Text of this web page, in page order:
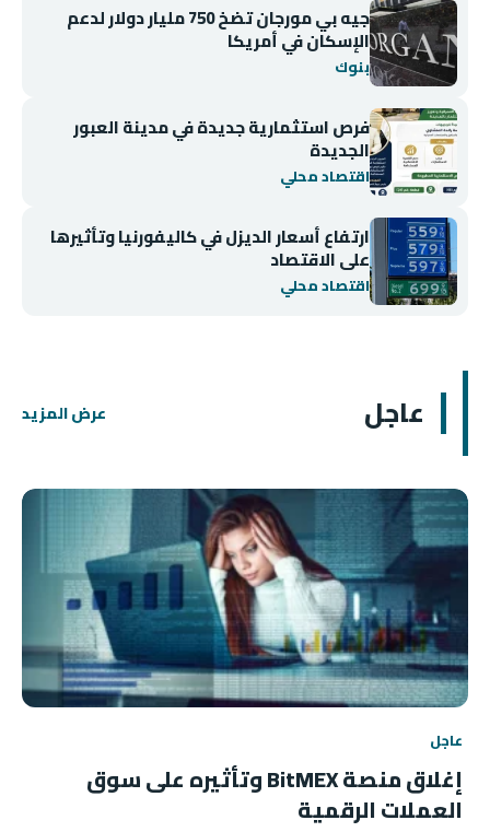
جيه بي مورجان تضخ 750 مليار دولار لدعم
الإسكان في أمريكا
بنوك
فرص استثمارية جديدة في مدينة العبور
الجديدة
اقتصاد محلي
ارتفاع أسعار الديزل في كاليفورنيا وتأثيرها
على الاقتصاد
اقتصاد محلي
عاجل عرض المزيد
عاجل
إغلاق منصة BitMEX وتأثيره على سوق
العملات الرقمية